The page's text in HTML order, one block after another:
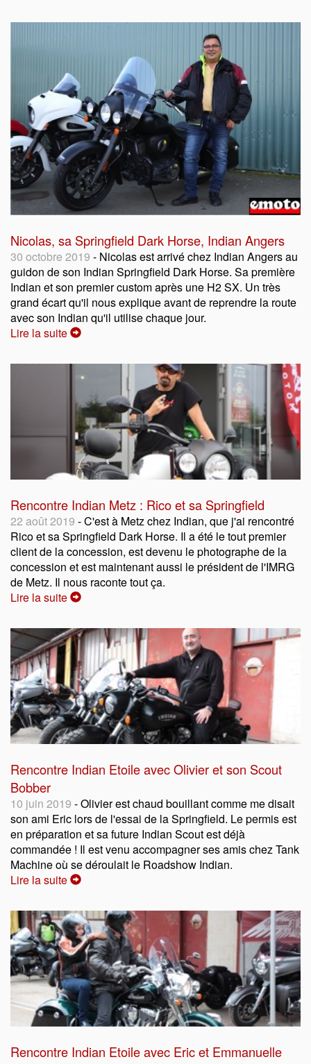
Nicolas, sa Springfield Dark Horse, Indian Angers
30 octobre 2019 - Nicolas est arrivé chez Indian Angers au
guidon de son Indian Springfield Dark Horse. Sa première
Indian et son premier custom après une H2 SX. Un très
grand écart qu'il nous explique avant de reprendre la route
avec son Indian qu'il utilise chaque jour.
Lire la suite
Rencontre Indian Metz : Rico et sa Springfield
22 août 2019 - C'est à Metz chez Indian, que j'ai rencontré
Rico et sa Springfield Dark Horse. Il a été le tout premier
client de la concession, est devenu le photographe de la
concession et est maintenant aussi le président de l'IMRG
de Metz. Il nous raconte tout ça.
Lire la suite
Rencontre Indian Etoile avec Olivier et son Scout
Bobber
10 juin 2019 - Olivier est chaud bouillant comme me disait
son ami Eric lors de l'essai de la Springfield. Le permis est
en préparation et sa future Indian Scout est déjà
commandée ! Il est venu accompagner ses amis chez Tank
Machine où se déroulait le Roadshow Indian.
Lire la suite
Rencontre Indian Etoile avec Eric et Emmanuelle